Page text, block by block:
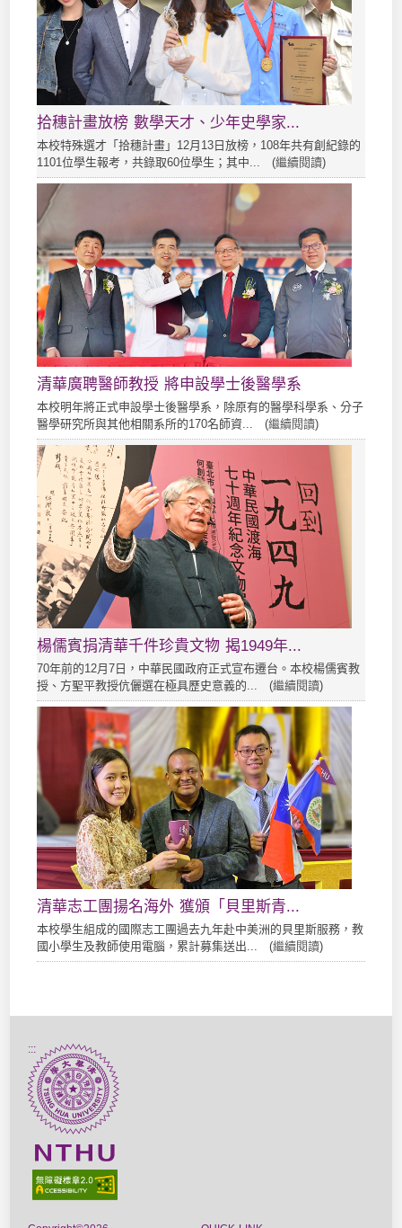
拾穗計畫放榜 數學天才、少年史學家...
本校特殊選才「拾穗計畫」12月13日放榜，108年共有創紀錄的
1101位學生報考，共錄取60位學生；其中... (繼續閱讀)
清華廣聘醫師教授 將申設學士後醫學系
本校明年將正式申設學士後醫學系，除原有的醫學科學系、分子
醫學研究所與其他相關系所的170名師資... (繼續閱讀)
楊儒賓捐清華千件珍貴文物 揭1949年...
70年前的12月7日，中華民國政府正式宣布遷台。本校楊儒賓教
授、方聖平教授伉儷選在極具歷史意義的... (繼續閱讀)
清華志工團揚名海外 獲頒「貝里斯青...
本校學生組成的國際志工團過去九年赴中美洲的貝里斯服務，教
國小學生及教師使用電腦，累計募集送出... (繼續閱讀)
:::